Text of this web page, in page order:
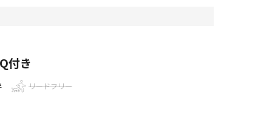
付き
リードフリー